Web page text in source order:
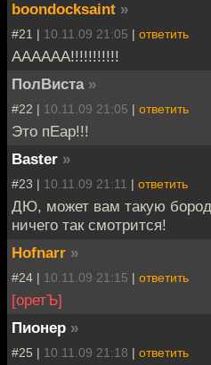
boondocksaint »
#21 | 10.11.09 21:05 | ответить
АААААА!!!!!!!!!!!
ПолВиста »
#22 | 10.11.09 21:05 | ответить
Это пЕар!!!
Baster »
#23 | 10.11.09 21:11 | ответить
ДЮ, может вам такую
ничего так смотрится!
Hofnarr »
#24 | 10.11.09 21:15 | ответить
[оретЪ]
Пионер »
#25 | 10.11.09 21:18 | ответить